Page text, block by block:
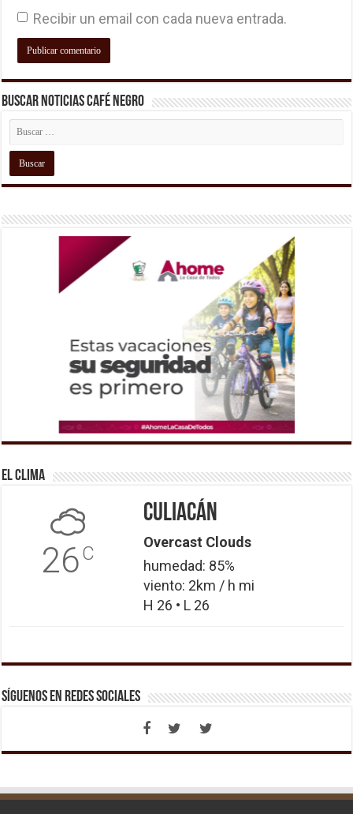
Recibir un email con cada nueva entrada.
Buscar Noticias Café Negro
El Clima
26C
Culiacán
Overcast Clouds
humedad: 85%
viento: 2km / h mi
H 26 • L 26
Síguenos en Redes Sociales